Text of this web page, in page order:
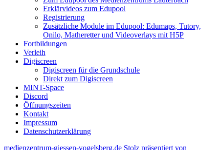
Erklärvideos zum Edupool
Registrierung
Zusätzliche Module im Edupool: Edumaps, Tutory,
Onilo, Matheretter und Videoverlays mit H5P
Fortbildungen
Verleih
Digiscreen
Digiscreen für die Grundschule
Direkt zum Digiscreen
MINT-Space
Discord
Öffnungszeiten
Kontakt
Impressum
Datenschutzerklärung
medienzentrum-giessen-vogelsberg.de Stolz präsentiert von